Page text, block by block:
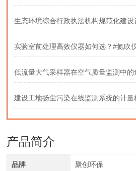
生态环境综合行政执法机构规范化建设
低流量大气采样器在空气质量监测中的
建设工地扬尘污染在线监测系统的计
产品简介
品牌 聚创环保